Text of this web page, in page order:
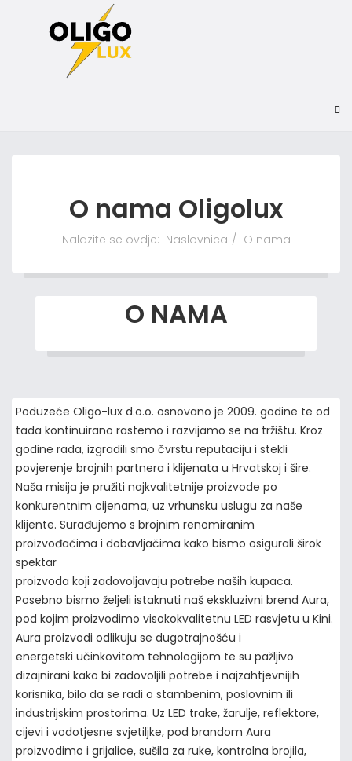
O nama Oligolux
Nalazite se ovdje: Naslovnica O nama
O NAMA
Poduzeće Oligo-lux d.o.o. osnovano je 2009. godine te od
tada kontinuirano rastemo i razvijamo se na tržištu. Kroz
godine rada, izgradili smo čvrstu reputaciju i stekli
povjerenje brojnih partnera i klijenata u Hrvatskoj i šire.
Naša misija je pružiti najkvalitetnije proizvode po
konkurentnim cijenama, uz vrhunsku uslugu za naše
klijente. Surađujemo s brojnim renomiranim
proizvođačima i dobavljačima kako bismo osigurali širok
spektar
proizvoda koji zadovoljavaju potrebe naših kupaca.
Posebno bismo željeli istaknuti naš ekskluzivni brend Aura,
pod kojim proizvodimo visokokvalitetnu LED rasvjetu u Kini.
Aura proizvodi odlikuju se dugotrajnošću i
energetski učinkovitom tehnologijom te su pažljivo
dizajnirani kako bi zadovoljili potrebe i najzahtjevnijih
korisnika, bilo da se radi o stambenim, poslovnim ili
industrijskim prostorima. Uz LED trake, žarulje, reflektore,
cijevi i vodotjesne svjetiljke, pod brandom Aura
proizvodimo i grijalice, sušila za ruke, kontrolna brojila,